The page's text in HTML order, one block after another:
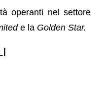
operanti nel settore
e la Golden Star.